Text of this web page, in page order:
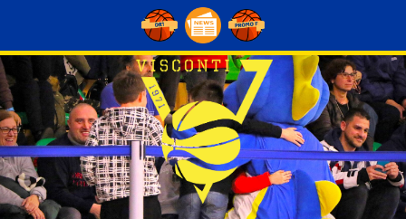
content